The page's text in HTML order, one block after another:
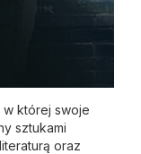
w której swoje
sztukami
oraz